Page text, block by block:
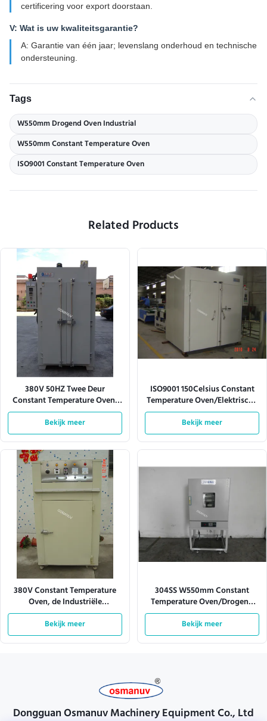
certificering voor export doorstaan.
V: Wat is uw kwaliteitsgarantie?
A: Garantie van één jaar; levenslang onderhoud en technische
ondersteuning.
Tags
W550mm Drogend Oven Industrial
W550mm Constant Temperature Oven
ISO9001 Constant Temperature Oven
Related Products
380V 50HZ Twee Deur
Constant Temperature Oven,
W1300Mm-Ontploffings
Droogoven
Bekijk meer
ISO9001 150Celsius Constant
Temperature Oven/Elektrische
Droogoven
Bekijk meer
380V Constant Temperature
Oven, de Industriële
Droogoven van l900mm
Bekijk meer
304SS W550mm Constant
Temperature Oven/Drogend
Oven Industrial
Bekijk meer
Dongguan Osmanuv Machinery Equipment Co., Ltd